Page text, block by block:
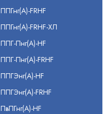
ППГнг(А)-FRHF
ППГнг(А)-FRHF-ХЛ
ППГ-Пнг(А)-HF
ППГ-Пнг(А)-FRHF
ППГЭнг(А)-HF
ППГЭнг(А)-FRHF
ПвПГнг(А)-HF